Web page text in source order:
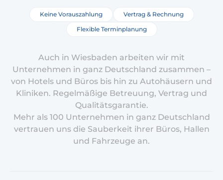
Keine Vorauszahlung
Vertrag & Rechnung
Flexible Terminplanung
Auch in Wiesbaden arbeiten wir mit
Unternehmen in ganz Deutschland zusammen –
von Hotels und Büros bis hin zu Autohäusern und
Kliniken. Regelmäßige Betreuung, Vertrag und
Qualitätsgarantie.
Mehr als 100 Unternehmen in ganz Deutschland
vertrauen uns die Sauberkeit ihrer Büros, Hallen
und Fahrzeuge an.